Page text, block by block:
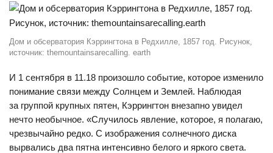
Дом и обсерватория Кэррингтона в Редхилле, 1857 год. Рисунок,
источник: themountainsarecalling. earth
И 1 сентября в 11.18 произошло событие, которое изменило
понимание связи между Солнцем и Землей. Наблюдая
за группой крупных пятен, Кэррингтон внезапно увидел
нечто необычное. «Случилось явление, которое, я полагаю,
чрезвычайно редко. С изображения солнечного диска
вырвались два пятна интенсивно белого и яркого света.